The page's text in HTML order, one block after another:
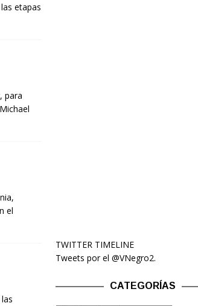
etapas
para
el
TWITTER TIMELINE
Tweets por el @VNegro2.
CATEGORÍAS